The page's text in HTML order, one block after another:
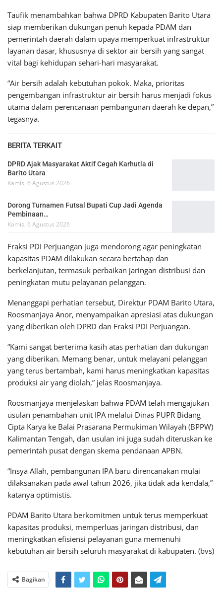
Taufik menambahkan bahwa DPRD Kabupaten Barito Utara
siap memberikan dukungan penuh kepada PDAM dan
pemerintah daerah dalam upaya memperkuat infrastruktur
layanan dasar, khususnya di sektor air bersih yang sangat
vital bagi kehidupan sehari-hari masyarakat.
“Air bersih adalah kebutuhan pokok. Maka, prioritas
pengembangan infrastruktur air bersih harus menjadi fokus
utama dalam perencanaan pembangunan daerah ke depan,”
tegasnya.
BERITA TERKAIT
DPRD Ajak Masyarakat Aktif Cegah Karhutla di
Barito Utara
Kamis, 6 Agustus 2026
Dorong Turnamen Futsal Bupati Cup Jadi Agenda
Pembinaan…
Kamis, 6 Agustus 2026
Fraksi PDI Perjuangan juga mendorong agar peningkatan
kapasitas PDAM dilakukan secara bertahap dan
berkelanjutan, termasuk perbaikan jaringan distribusi dan
peningkatan mutu pelayanan pelanggan.
Menanggapi perhatian tersebut, Direktur PDAM Barito Utara,
Roosmanjaya Anor, menyampaikan apresiasi atas dukungan
yang diberikan oleh DPRD dan Fraksi PDI Perjuangan.
“Kami sangat berterima kasih atas perhatian dan dukungan
yang diberikan. Memang benar, untuk melayani pelanggan
yang terus bertambah, kami harus meningkatkan kapasitas
produksi air yang diolah,” jelas Roosmanjaya.
Roosmanjaya menjelaskan bahwa PDAM telah mengajukan
usulan penambahan unit IPA melalui Dinas PUPR Bidang
Cipta Karya ke Balai Prasarana Permukiman Wilayah (BPPW)
Kalimantan Tengah, dan usulan ini juga sudah diteruskan ke
pemerintah pusat dengan skema pendanaan APBN.
“Insya Allah, pembangunan IPA baru direncanakan mulai
dilaksanakan pada awal tahun 2026, jika tidak ada kendala,”
katanya optimistis.
PDAM Barito Utara berkomitmen untuk terus memperkuat
kapasitas produksi, memperluas jaringan distribusi, dan
meningkatkan efisiensi pelayanan guna memenuhi
kebutuhan air bersih seluruh masyarakat di kabupaten. (bvs)
Bagikan